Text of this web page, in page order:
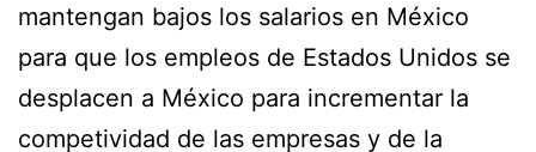
mantengan bajos los salarios en México
para que los empleos de Estados Unidos se
desplacen a México para incrementar la
competividad de las empresas y de la